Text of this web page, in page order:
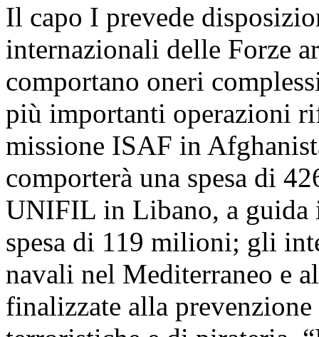
Il capo I prevede
internazionali delle Forze
comportano oneri
più importanti operazioni
missione ISAF in
comporterà una spesa di
UNIFIL in Libano, a guida
spesa di 119 milioni; gli
navali nel Mediterraneo e
finalizzate alla